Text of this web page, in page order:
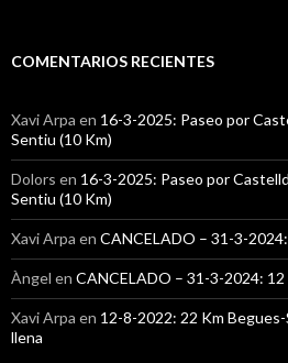
COMENTARIOS RECIENTES
Xavi Arpa en 16-3-2025: Paseo por
Sentiu (10 Km)
Dolors en 16-3-2025: Paseo por
Sentiu (10 Km)
Xavi Arpa en CANCELADO – 31-3-
Àngel en CANCELADO – 31-3-2024:
Xavi Arpa en 12-8-2022: 22 Km
llena